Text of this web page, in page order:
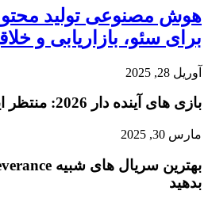
هوش مصنوعی تولید
برای سئو، بازاریابی و
آوریل 28, 2025
بازی‌ های آینده دار 2026: منتظر این شاهکارها باشید!
مارس 30, 2025
بدهید